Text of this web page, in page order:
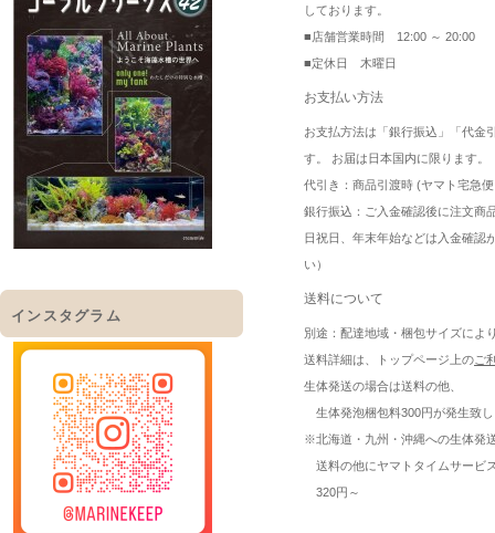
しております。
■店舗営業時間 12:00 ～ 20:00
■定休日 木曜日
お支払い方法
お支払方法は「銀行振込」「代金
す。 お届は日本国内に限ります。
代引き：商品引渡時 (ヤマト宅急
銀行振込：ご入金確認後に注文
日祝日、年末年始などは入金確認
い）
送料について
別途：配達地域・梱包サイズによ
送料詳細は、トップページ上のご
生体発送の場合は送料の他、
生体発泡梱包料300円が発生致
※北海道・九州・沖縄への生体発
送料の他にヤマトタイムサー
320円～
インスタグラム